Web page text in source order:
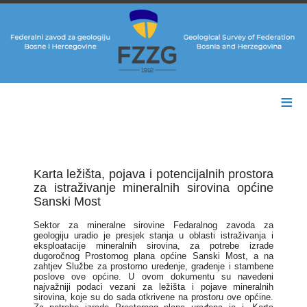
≡
Karta ležišta, pojava i potencijalnih prostora
za istraživanje mineralnih sirovina općine
Sanski Most
Sektor za mineralne sirovine Fedaralnog zavoda za
geologiju uradio je presjek stanja u oblasti istraživanja i
eksploatacije mineralnih sirovina, za potrebe izrade
dugoročnog Prostornog plana općine Sanski Most, a na
zahtjev Službe za prostorno uređenje, građenje i stambene
poslove ove općine. U ovom dokumentu su navedeni
najvažniji podaci vezani za ležišta i pojave mineralnih
sirovina, koje su do sada otkrivene na prostoru ove općine.